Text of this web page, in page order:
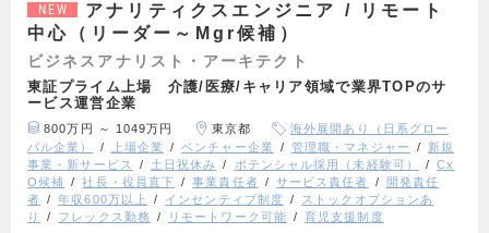
NEW
アナリティクスエンジニア / リモート
中心（リーダー～Mgr候補）
ビジネスアナリスト・アーキテクト
東証プライム上場 介護/医療/キャリア領域で業界TOPのサ
ービス運営企業
800万円 ～ 1049万円 東京都
海外展開あり（日系グロー
バル企業）
上場企業 ベンチャー企業 管理職・マネジャー
新規
事業・新サービス
土日祝休み ポテンシャル採用（未経験可）
Cx
O候補
社長・役員直下 事業責任者 サービス責任者
開発責任
者
年収600万以上 インセンティブ制度
ストックオプションあ
り
フレックス勤務 リモートワーク可能 育児支援制度